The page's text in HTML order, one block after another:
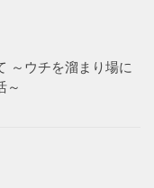
～ウチを溜まり場に
～